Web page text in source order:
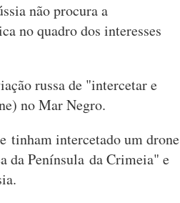
não procura a
no quadro dos interesses
russa de "intercetar e
no Mar Negro.
tinham intercetado um drone
da Península da Crimeia" e